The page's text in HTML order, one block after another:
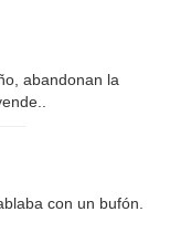
abandonan la
con un bufón.